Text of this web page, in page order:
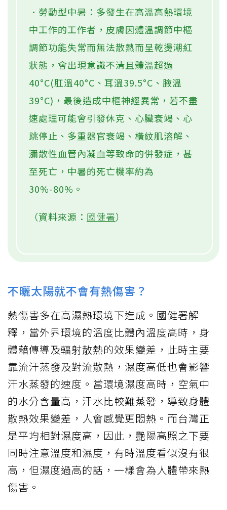
．勞動型中暑：多發生在高溫高熱環境
中工作的工作者，皮膚因體溫調節中樞
調節功能失常而無法散熱而呈乾燙潮紅
狀態，會出現意識不清且體溫超過
40°C(肛溫40°C、耳溫39.5°C、腋溫
39°C)，最後造成中樞神經異常，若不盡
速處理可能會引發休克、心臟衰竭、心
跳停止、多重器官衰竭、橫紋肌溶解、
瀰散性血管內凝血等致命的併發症，甚
至死亡，中暑的死亡機率約為
30%-80%。
（資料來源： 國健署）
不曬太陽就不會有熱傷害？
熱傷害多在高濕熱環境下造成。國健署解
釋，當外界環境的溫度比體內溫度高時，身
體藉傳導及輻射散熱的效果變差，此時主要
靠流汗蒸發及對流散熱，濕度高低也會影響
汗水蒸發的速度。當環境濕度高時，空氣中
的水分含量高，汗水比較難蒸發，導致身體
散熱效果變差，人會感覺更悶熱。而台灣正
是平均相對濕度高，因此，艷陽高照之下要
同時注意溫度和濕度，有時溫度看似沒有很
高，但濕度過高的話，一樣會為人體帶來熱
傷害。